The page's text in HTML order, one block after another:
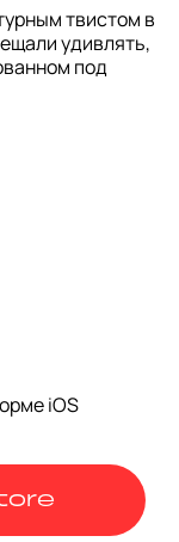
выставку
пустырь
твистом в
удивлять,
под
под
iOS